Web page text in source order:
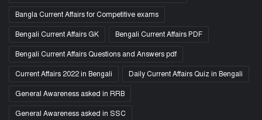
Bangla Current Affairs for Competitive exams
Bengali Current Affairs GK Bengali Current Affairs PDF
Bengali Current Affairs Questions and Answers pdf
Current Affairs 2022 in Bengali Daily Current Affairs Quiz in Bengali
General Awareness asked in RRB
General Awareness asked in SSC